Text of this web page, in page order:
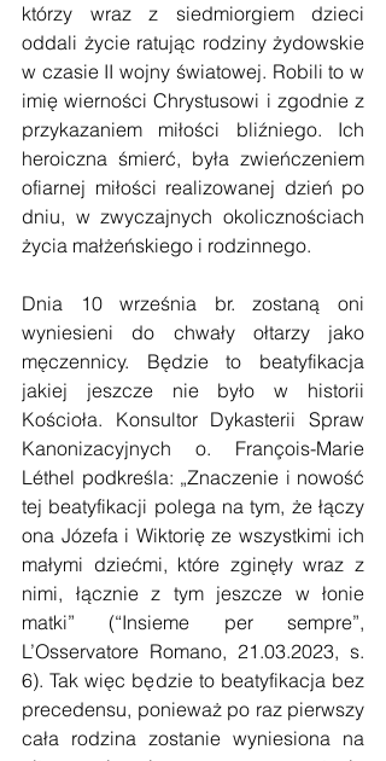
którzy wraz z siedmiorgiem dzieci
oddali życie ratując rodziny żydowskie
w czasie II wojny światowej. Robili to w
imię wierności Chrystusowi i zgodnie z
przykazaniem miłości bliźniego. Ich
heroiczna śmierć, była zwieńczeniem
ofiarnej miłości realizowanej dzień po
dniu, w zwyczajnych okolicznościach
życia małżeńskiego i rodzinnego.
Dnia 10 września br. zostaną oni
wyniesieni do chwały ołtarzy jako
męczennicy. Będzie to beatyfikacja
jakiej jeszcze nie było w historii
Kościoła. Konsultor Dykasterii Spraw
Kanonizacyjnych o. François-Marie
Léthel podkreśla: „Znaczenie i nowość
tej beatyfikacji polega na tym, że łączy
ona Józefa i Wiktorię ze wszystkimi ich
małymi dziećmi, które zginęły wraz z
nimi, łącznie z tym jeszcze w łonie
matki” (“Insieme per sempre”,
L’Osservatore Romano, 21.03.2023, s.
6). Tak więc będzie to beatyfikacja bez
precedensu, ponieważ po raz pierwszy
cała rodzina zostanie wyniesiona na